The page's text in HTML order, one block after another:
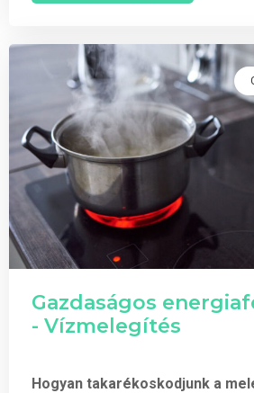
Gazdaságos
- Vízmelegítés
Hogyan takarékoskodjunk a